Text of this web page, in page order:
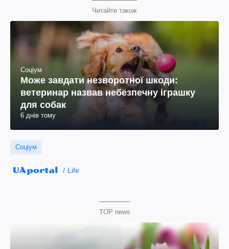
Читайте також
Соціум
Може завдати незворотної шкоди:
ветеринар назвав небезпечну іграшку
для собак
6 днів тому
Соціум
Life
TOP news